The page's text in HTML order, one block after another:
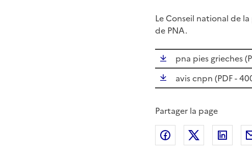
Le Conseil national de
de PNA.
pna pies grieches (
avis cnpn (PDF-
Partager la page
Partager surPartager sur